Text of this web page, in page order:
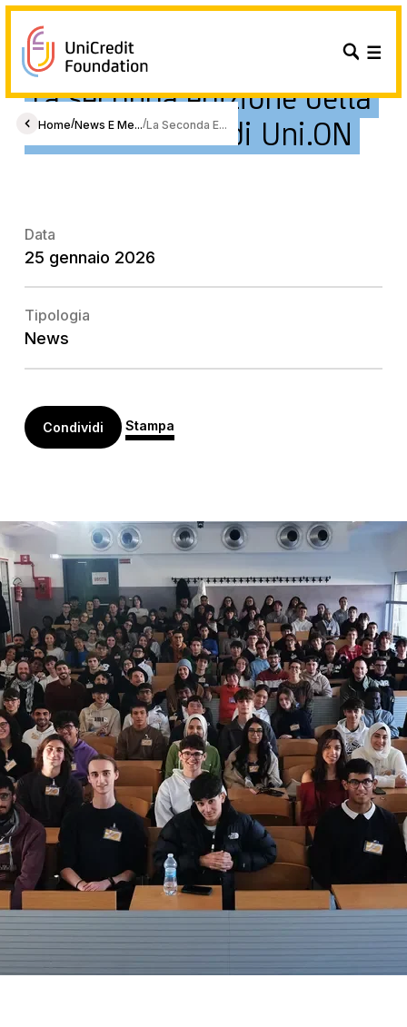
Home/News E Me.../La Seconda E...
La seconda edizione della
Winter School di Uni.ON
Data
25 gennaio 2026
Tipologia
News
Condividi Stampa